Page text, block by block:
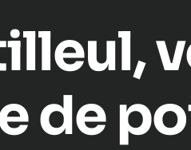
de